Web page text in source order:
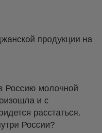
продукции на
Россию молочной
и с
расстаться.
России?